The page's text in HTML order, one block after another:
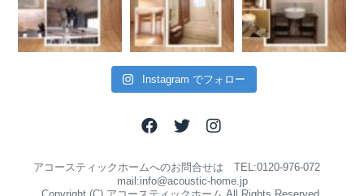
Instagram でフォロー
アコースティックホームへのお問合せは TEL:0120-976-072
mail:info@acoustic-home.jp